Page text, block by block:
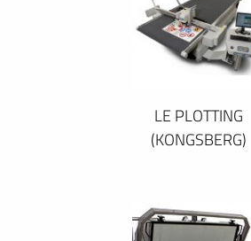
LE PLOTTING
(KONGSBERG)